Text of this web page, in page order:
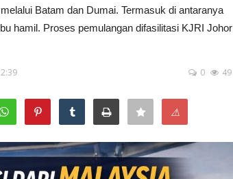
Batam dan Dumai. Termasuk di antaranya
hamil. Proses pemulangan difasilitasi KJRI Johor
0 49
⚠